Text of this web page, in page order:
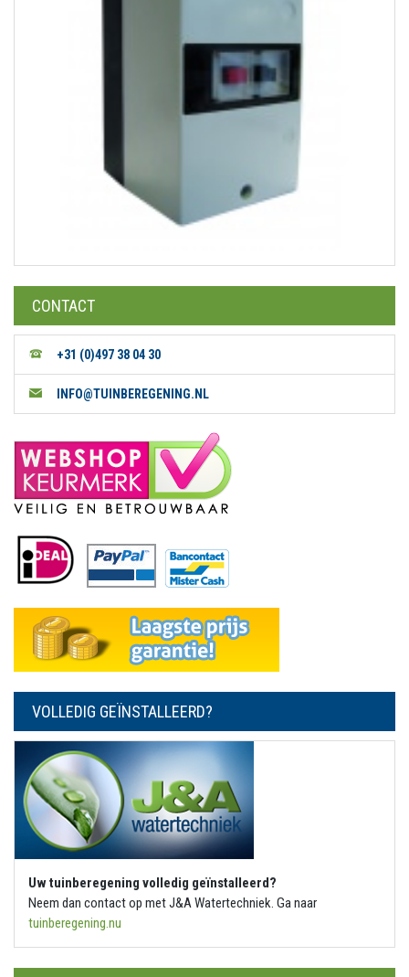
CONTACT
+31 (0)497 38 04 30
INFO@TUINBEREGENING.NL
VOLLEDIG GEÏNSTALLEERD?
Uw tuinberegening volledig geïnstalleerd?
Neem dan contact op met J&A Watertechniek. Ga naar
tuinberegening.nu